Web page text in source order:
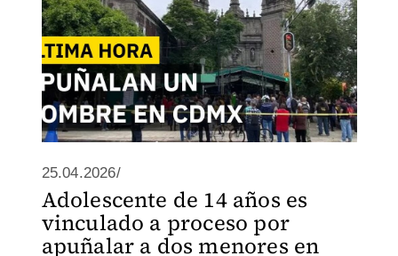
25.04.2026/
Adolescente de 14 años es
vinculado a proceso por
apuñalar a dos menores en